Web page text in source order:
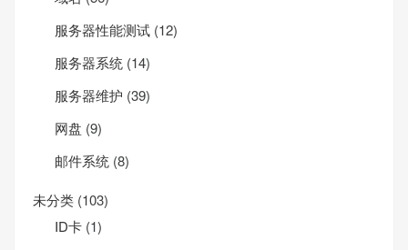
服务器性能测试 (12)
服务器系统 (14)
服务器维护 (39)
网盘 (9)
邮件系统 (8)
未分类 (103)
ID卡 (1)